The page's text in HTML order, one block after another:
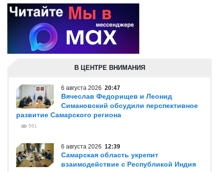
В ЦЕНТРЕ ВНИМАНИЯ
6 августа 2026 20:47
Вячеслав Федорищев и Леонид
Симановский обсудили перспективное
развитие Самарского региона
561
6 августа 2026 12:39
Самарская область укрепит
взаимодействие с Республикой Индия